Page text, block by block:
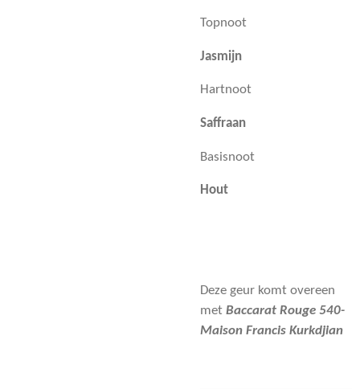
Topnoot
Jasmijn
Hartnoot
Saffraan
Basisnoot
Hout
Deze geur komt overeen
met Baccarat Rouge 540-
Maison Francis Kurkdjian